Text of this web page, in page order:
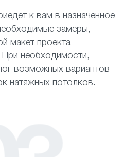
к вам в назначенное
замеры,
макет проекта
При необходимости,
возможных вариантов
натяжных потолков.